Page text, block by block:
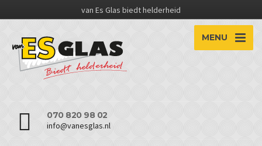
van Es Glas biedt helderheid
MENU
070 820 98 02
info@vanesglas.nl